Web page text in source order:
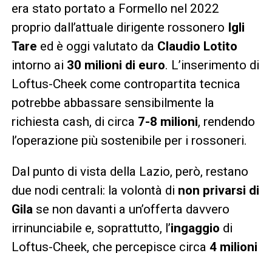
era stato portato a Formello nel 2022
proprio dall’attuale dirigente rossonero Igli
Tare ed è oggi valutato da Claudio Lotito
intorno ai 30 milioni di euro. L’inserimento di
Loftus-Cheek come contropartita tecnica
potrebbe abbassare sensibilmente la
richiesta cash, di circa 7-8 milioni, rendendo
l’operazione più sostenibile per i rossoneri.
Dal punto di vista della Lazio, però, restano
due nodi centrali: la volontà di non privarsi di
Gilase non davanti a un’offerta davvero
irrinunciabile e, soprattutto, l’ingaggio di
Loftus-Cheek, che percepisce circa 4 milioni